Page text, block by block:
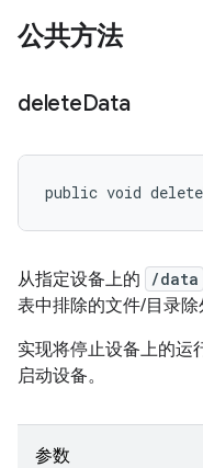
公共方法
deleteData
public void
从指定设备上的 /data
表中排除的文件/目录除
实现将停止设备上的运
启动设备。
参数